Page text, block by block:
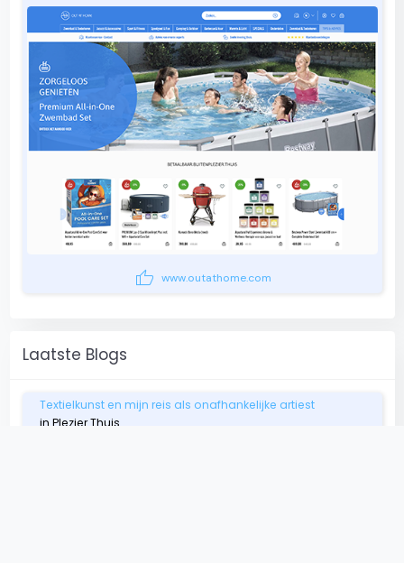
thumb_up www.outathome.com
Laatste Blogs
Textielkunst en mijn reis als onafhankelijke artiest
in Plezier Thuis